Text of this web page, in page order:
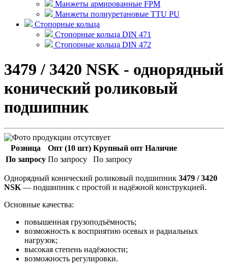
Манжеты армированные FPM
Манжеты полиуретановые TTU PU
Стопорные кольца
Стопорные кольца DIN 471
Стопорные кольца DIN 472
3479 / 3420 NSK - однорядный
конический роликовый
подшипник
Розница Опт (10 шт) Крупный опт Наличие
По запросу По запросу По запросу
Однорядный конический роликовый подшипник 3479 / 3420
NSK — подшипник с простой и надёжной конструкцией.
Основные качества:
повышенная грузоподъёмность;
возможность к восприятию осевых и радиальных
нагрузок;
высокая степень надёжности;
возможность регулировки.